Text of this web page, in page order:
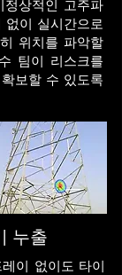
상적인 고주파
없이 실시간으로
위치를 파악할
팀이 리스크를
보할 수 있도록
누출
이 없이도 타이